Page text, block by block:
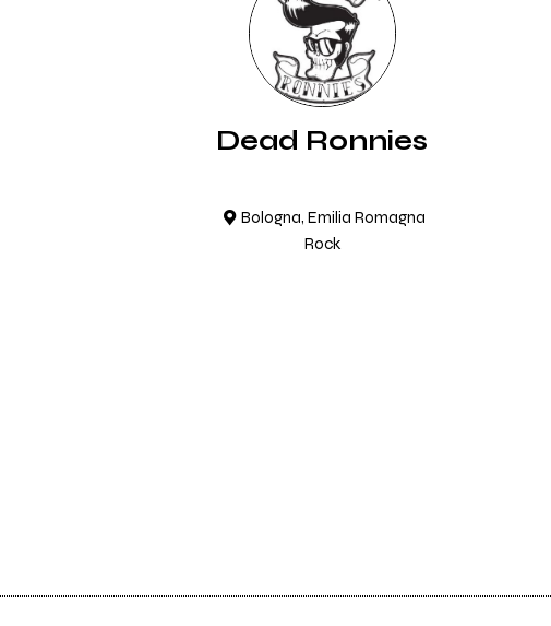
Dead Ronnies
Bologna, Emilia Romagna
Rock